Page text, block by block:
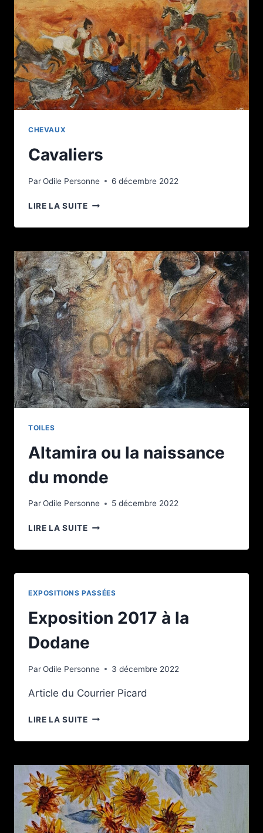
CHEVAUX
Cavaliers
ParOdile Personne 6 décembre 2022
LIRE LA SUITECAVALIERS
TOILES
Altamira ou la naissance
du monde
ParOdile Personne 5 décembre 2022
LIRE LA SUITEALTAMIRA
LA
DU
MONDE
EXPOSITIONS PASSÉES
Exposition 2017 à la
Dodane
ParOdile Personne 3 décembre 2022
Article du Courrier Picard
LIRE LA SUITEEXPOSITION
À
DODANE